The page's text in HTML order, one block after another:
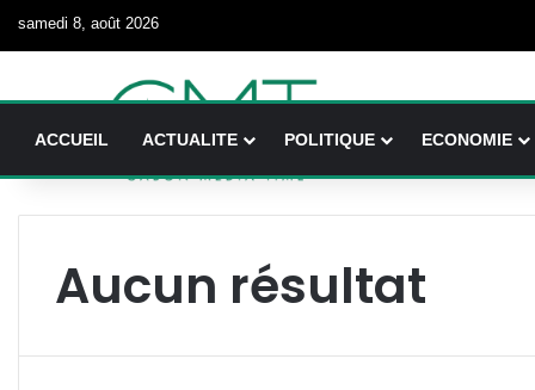
samedi 8, août 2026
ACCUEIL ACTUALITE POLITIQUE ECONOMIE
Aucun résultat